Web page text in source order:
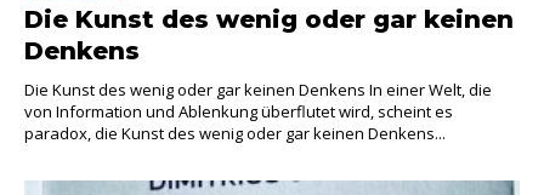
Die Kunst des wenig oder gar keinen
Denkens
Die Kunst des wenig oder gar keinen Denkens In einer Welt, die
von Information und Ablenkung überflutet wird, scheint es
paradox, die Kunst des wenig oder gar keinen Denkens...